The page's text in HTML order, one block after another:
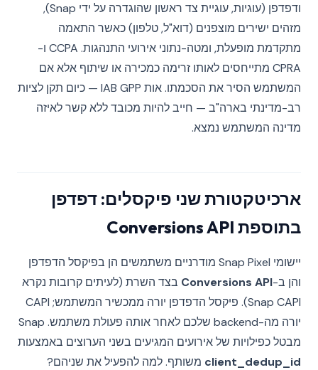
ודפדפן (עוגיות, עוגיית צד ראשון שהוגדרה על ידי Snap),
מזהים ישירים מוצפנים (דוא"ל, טלפון) כאשר התאמה
מתקדמת מופעלת, ומטה-נתוני אירועי התנהגות. CCPA ו-
CPRA מתייחסים לאותו זרימה כמכירה או שיתוף אלא אם
המשתמש הסיר את הסכמתו. אות IAB GPP — כיום תקן לציות
רב-מדינתי בארה"ב — חייב להיות מכובד ללא קשר לאיזה
מדינה המשתמש נמצא.
ארכיטקטורת שני פיקסלים: דפדפן
בתוספת Conversions API
יישומי Snap Pixel מודרניים משתמשים הן בפיקסל הדפדפן
והן ב-Conversions API בצד השרת (לעיתים קרובות נקרא
Snap CAPI). פיקסל הדפדפן יורה ממכשיר המשתמש; CAPI
יורה מה-backend שלכם לאחר אותה פעולת משתמש. Snap
מבטל כפילויות של אירועים המגיעים בשני הערוצים באמצעות
client_dedup_id משותף. למה להפעיל את שניהם?